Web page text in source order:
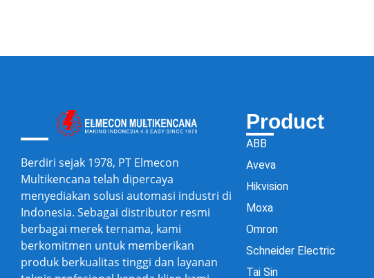
Berdiri sejak 1978, PT Elmecon
Multikencana telah dipercaya
menyediakan solusi automasi industri di
Indonesia. Sebagai distributor resmi
berbagai merek ternama, kami
berkomitmen untuk memberikan
produk berkualitas tinggi dan layanan
Product
ABB
Aveva
Hikvision
Moxa
Omron
Schneider Electric
Tai Sin